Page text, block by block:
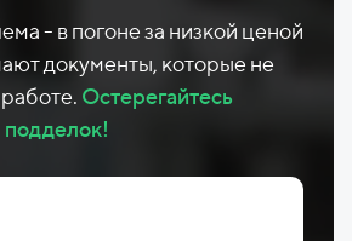
- в погоне за низкой ценой
документы, которые не
Остерегайтесь